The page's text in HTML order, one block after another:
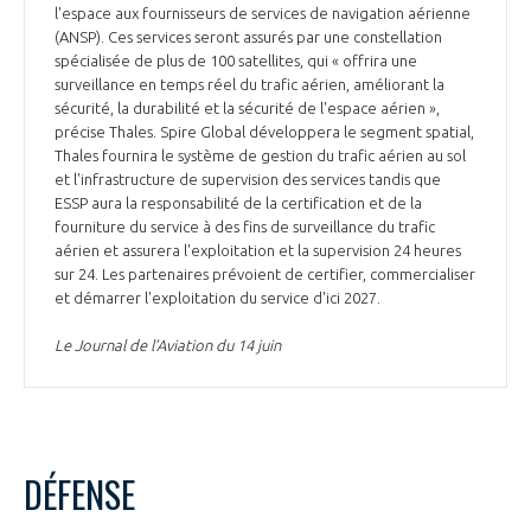
l'espace aux fournisseurs de services de navigation aérienne
(ANSP). Ces services seront assurés par une constellation
spécialisée de plus de 100 satellites, qui « offrira une
surveillance en temps réel du trafic aérien, améliorant la
sécurité, la durabilité et la sécurité de l'espace aérien »,
précise Thales. Spire Global développera le segment spatial,
Thales fournira le système de gestion du trafic aérien au sol
et l'infrastructure de supervision des services tandis que
ESSP aura la responsabilité de la certification et de la
fourniture du service à des fins de surveillance du trafic
aérien et assurera l'exploitation et la supervision 24 heures
sur 24. Les partenaires prévoient de certifier, commercialiser
et démarrer l'exploitation du service d'ici 2027.
Le Journal de l’Aviation du 14 juin
DÉFENSE